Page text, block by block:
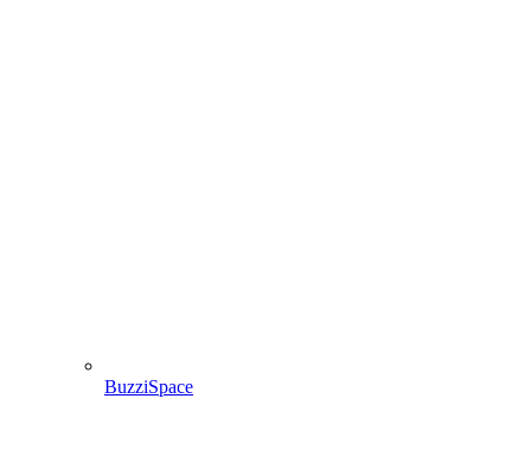
BuzziSpace